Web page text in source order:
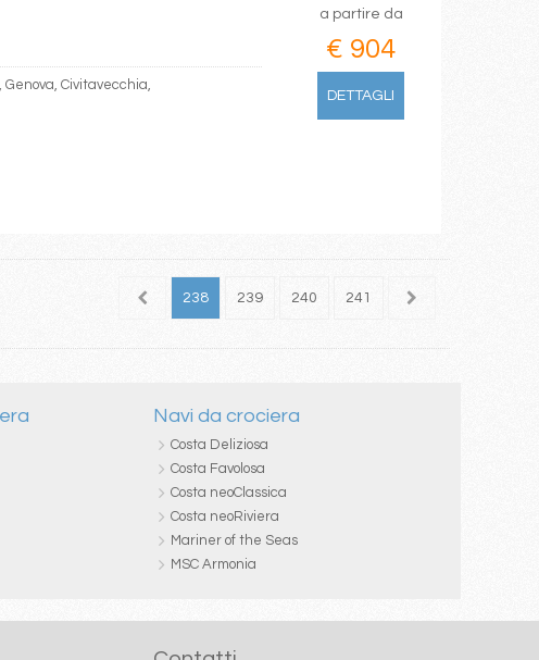
Genova, Civitavecchia,
a partire da
€ 904
DETTAGLI
237 238 239 240 241 242
Navi da crociera
Costa Deliziosa
Costa Favolosa
Costa neoClassica
Costa neoRiviera
Mariner of the Seas
MSC Armonia